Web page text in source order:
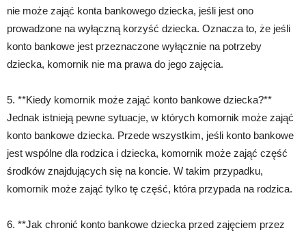
nie może zająć konta bankowego dziecka, jeśli jest ono
prowadzone na wyłączną korzyść dziecka. Oznacza to, że jeśli
konto bankowe jest przeznaczone wyłącznie na potrzeby
dziecka, komornik nie ma prawa do jego zajęcia.
5. **Kiedy komornik może zająć konto bankowe dziecka?**
Jednak istnieją pewne sytuacje, w których komornik może zająć
konto bankowe dziecka. Przede wszystkim, jeśli konto bankowe
jest wspólne dla rodzica i dziecka, komornik może zająć część
środków znajdujących się na koncie. W takim przypadku,
komornik może zająć tylko tę część, która przypada na rodzica.
6. **Jak chronić konto bankowe dziecka przed zajęciem przez